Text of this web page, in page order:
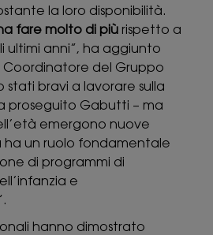
la loro disponibilità.
fare molto di più rispetto a
anni”, ha aggiunto
Coordinatore del Gruppo
stati bravi a lavorare sulla
proseguito Gabutti – ma
emergono nuove
ha un ruolo fondamentale
di programmi di
e
hanno dimostrato